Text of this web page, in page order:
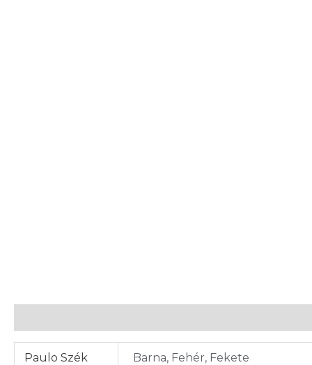
Paulo Szék Barna, Fehér, Fekete